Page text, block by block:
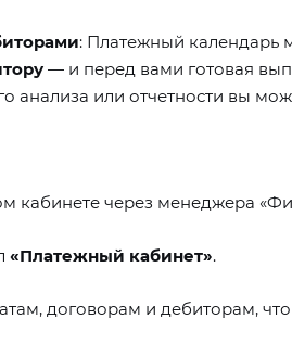
: Платежный календарь
— и перед вами готовая
анализа или отчетности вы
кабинете через менеджера
«Платежный кабинет».
договорам и дебиторам,